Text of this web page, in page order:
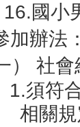
16.國小
加辦法
） 社
1.須符
相關